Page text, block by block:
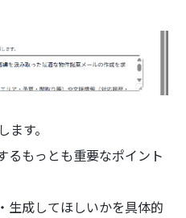
す。
るもっとも重要なポイント
生成してほしいかを具体的